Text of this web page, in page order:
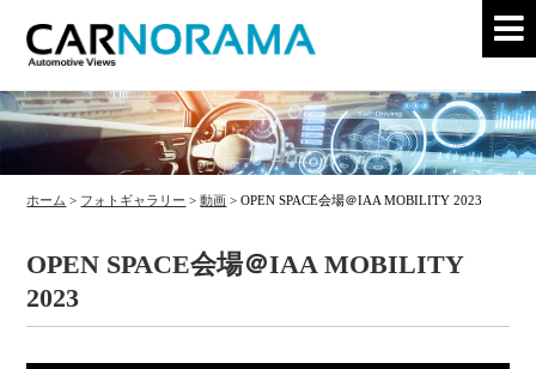
ホーム > フォトギャラリー >動画 >OPEN SPACE会場＠IAA MOBILITY 2023
OPEN SPACE会場＠IAA MOBILITY
2023